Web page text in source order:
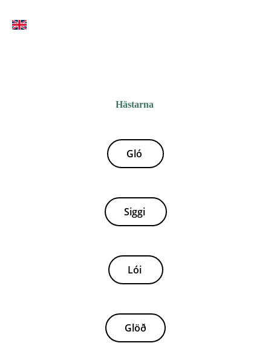
Hästarna
Gló
Siggi
Lói
Glöð